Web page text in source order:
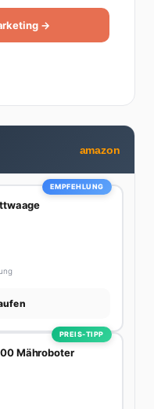
→
amazon
EMPFEHLUNG
PREIS-TIPP
Mähroboter